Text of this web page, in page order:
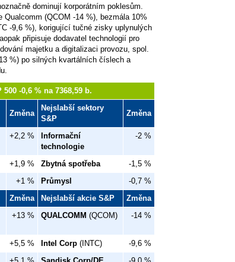
dominují korporátním poklesům.
Qualcomm (QCOM -14 %), bezmála 10%
-9,6 %), korigující tučné zisky uplynulých
připisuje dodavatel technologií pro
majetku a digitalizaci provozu, spol.
%) po silných kvartálních číslech a
500 -0,6 % na 7368,59 b.
Změna
Nejslabší sektory
S&P
Změna
+2,2 %
Informační
technologie
-2 %
+1,9 % Zbytná spotřeba
-1,5 %
+1 % Průmysl
-0,7 %
Změna Nejslabší akcie S&P
Změna
+13 % QUALCOMM (QCOM) -14 %
+5,5 % Intel Corp (INTC)
-9,6 %